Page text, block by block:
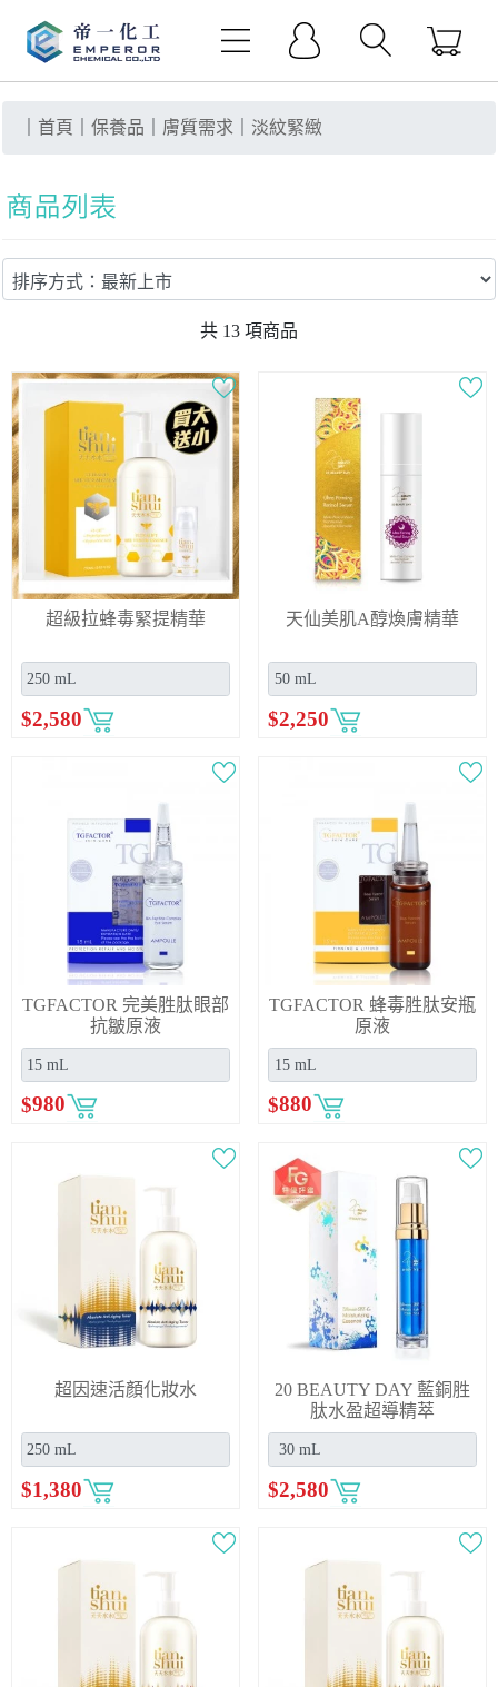
首頁 保養品 膚質需求 淡紋緊緻
共 13 項商品
超級拉蜂毒緊提精華
$2,580
天仙美肌A醇煥膚精華
$2,250
TGFACTOR 完美胜肽眼部
抗皺原液
$980
TGFACTOR 蜂毒胜肽安瓶
原液
$880
超因速活顏化妝水
$1,380
20 BEAUTY DAY 藍銅胜
肽水盈超導精萃
$2,580